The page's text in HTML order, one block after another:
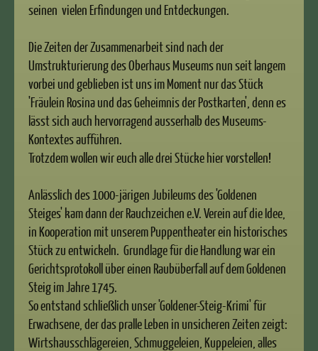
seinen vielen Erfindungen und Entdeckungen.
Die Zeiten der Zusammenarbeit sind nach der
Umstrukturierung des Oberhaus Museums nun seit langem
vorbei und geblieben ist uns im Moment nur das Stück
'Fräulein Rosina und das Geheimnis der Postkarten', denn es
lässt sich auch hervorragend ausserhalb des Museums-
Kontextes aufführen.
Trotzdem wollen wir euch alle drei Stücke hier vorstellen!
Anlässlich des 1000-järigen Jubileums des 'Goldenen
Steiges' kam dann der Rauchzeichen e.V. Verein auf die Idee,
in Kooperation mit unserem Puppentheater ein historisches
Stück zu entwickeln. Grundlage für die Handlung war ein
Gerichtsprotokoll über einen Raubüberfall auf dem Goldenen
Steig im Jahre 1745.
So entstand schließlich unser 'Goldener-Steig-Krimi' für
Erwachsene, der das pralle Leben in unsicheren Zeiten zeigt:
Wirtshausschlägereien, Schmuggeleien, Kuppeleien, alles